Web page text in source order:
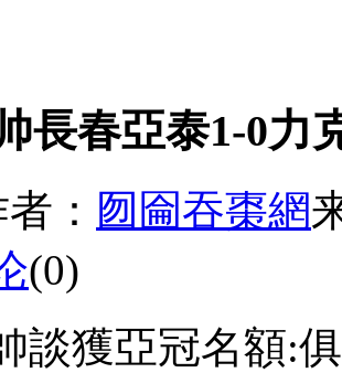
長春亞泰1-0力
： 囫圇吞棗網
(0)
談獲亞冠名額: